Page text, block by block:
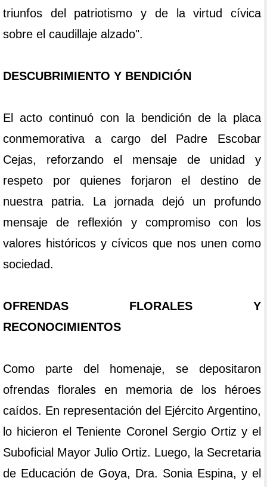
triunfos del patriotismo y de la virtud cívica
sobre el caudillaje alzado".
DESCUBRIMIENTO Y BENDICIÓN
El acto continuó con la bendición de la placa
conmemorativa a cargo del Padre Escobar
Cejas, reforzando el mensaje de unidad y
respeto por quienes forjaron el destino de
nuestra patria. La jornada dejó un profundo
mensaje de reflexión y compromiso con los
valores históricos y cívicos que nos unen como
sociedad.
OFRENDAS FLORALES Y
RECONOCIMIENTOS
Como parte del homenaje, se depositaron
ofrendas florales en memoria de los héroes
caídos. En representación del Ejército Argentino,
lo hicieron el Teniente Coronel Sergio Ortiz y el
Suboficial Mayor Julio Ortiz. Luego, la Secretaria
de Educación de Goya, Dra. Sonia Espina, y el